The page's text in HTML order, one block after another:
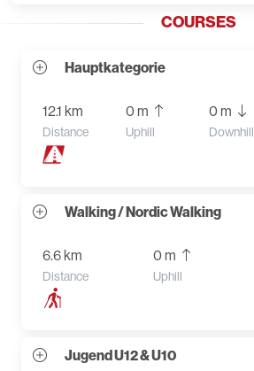
COURSES
Hauptkategorie
12.1 km
Distance
0 m
Uphill
0 m
Downhill
Walking / Nordic Walking
6.6 km
Distance
0 m
Uphill
Jugend U12 & U10